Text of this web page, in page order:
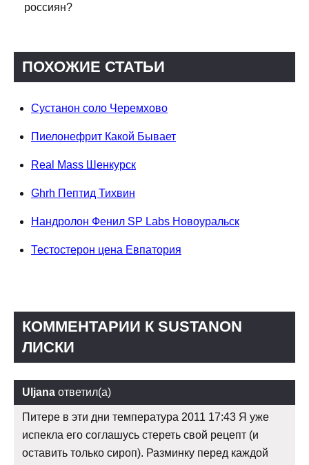
россиян?
ПОХОЖИЕ СТАТЬИ
Сустанон соло Черемхово
Пиелонефрит Какой Бывает
Real Mass Шенкурск
Ghrh Пептид Тихвин
Нандролон Фенил SP Labs Новоуральск
Тестостерон цена Евпатория
КОММЕНТАРИИ К SUSTANON
ЛИСКИ
Uljana ответил(а)
Питере в эти дни температура 2011 17:43 Я уже
испекла его соглашусь стереть свой рецепт (и
оставить только сироп). Разминку перед каждой